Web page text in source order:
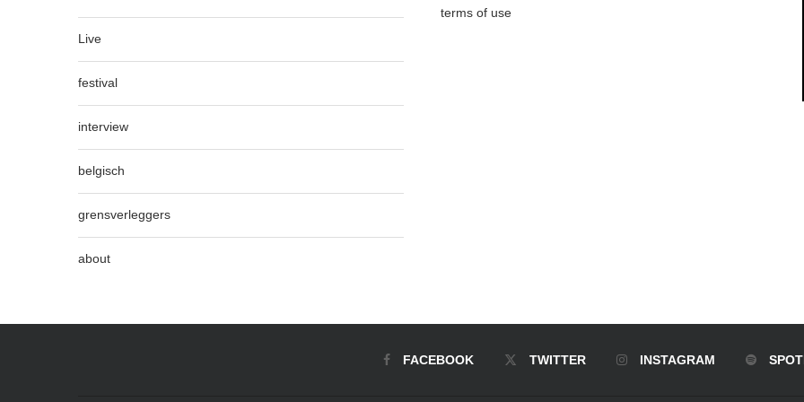
Live
festival
interview
belgisch
grensverleggers
about
terms of use
FACEBOOK TWITTER INSTAGRAM